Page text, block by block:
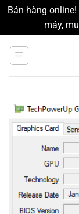
Bán hàng
máy,
đến